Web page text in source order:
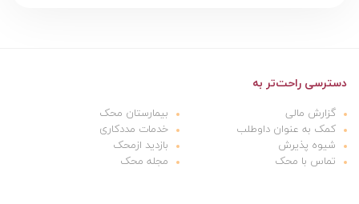
دسترسی راحت‌تر به
گزارش مالی
بیمارستان محک
کمک به عنوان داوطلب
خدمات مددکاری
شیوه پذیرش
بازدید ازمحک
تماس با محک
مجله محک